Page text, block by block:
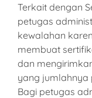
Terkait dengan
petugas
kewalahan
membuat
dan
yang jumlahnya
Bagi petugas